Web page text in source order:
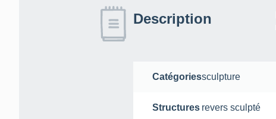
Description
Catégoriessculpture
Structures revers sculpté